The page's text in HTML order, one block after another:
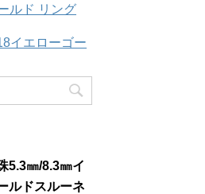
ルド リング
イエローゴー
5.3㎜/8.3㎜イ
ルドスルーネ